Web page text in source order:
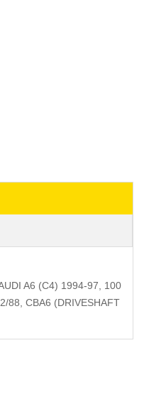
A6 (C4) 1994-97, 100
88, CBA6 (DRIVESHAFT